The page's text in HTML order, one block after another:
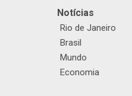
Notícias
Rio de Janeiro
Brasil
Mundo
Economia